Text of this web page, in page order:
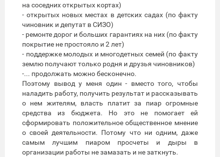
на соседних открытых кортах)
- открытых новых местах в детских садах (по факту
чиновник и депутат в СИЗО)
- ремонте дорог и больших гарантиях на них (по факту
покрытие не простояло и 2 лет)
- поддержке молодых и многодетных семей (по факту
землю получают только родня и друзья чиновников)
-... продолжать можно бесконечно.
Поэтому вывод у меня один - вместо того, чтобы
наладить работу, получить результат и рассказывать
о нем жителям, власть платит за пиар огромные
средства из бюджета. Но это не помогает ей
сформировать положительное общественное мнение
о своей деятельности. Потому что ни одним, даже
самым лучшим пиаром просчеты и дыры в
организации работы не замазать и не заткнуть.